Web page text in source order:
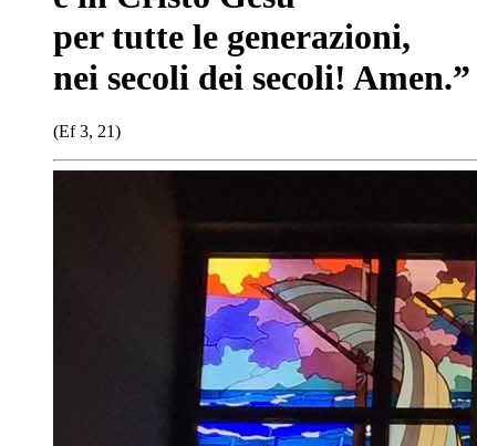
per tutte le generazioni,
nei secoli dei secoli! Amen.”
(Ef 3, 21)